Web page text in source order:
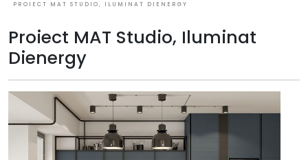
PROIECT MAT STUDIO, ILUMINAT DIENERGY
Proiect MAT Studio, Iluminat
Dienergy